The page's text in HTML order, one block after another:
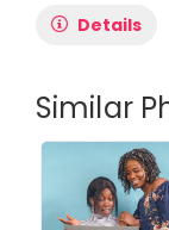
Details
Similar